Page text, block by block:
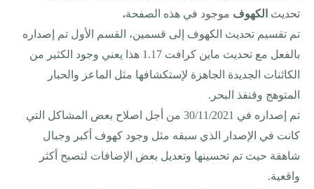
تحديث الكهوف موجود في هذه الصفحة.
تم تقسيم تحديث الكهوف إلى قسمين، القسم الأول تم إصداره
بالفعل مع تحديث ماين كرافت 1.17 هذا يعني وجود الكثير من
الكائنات الجديدة الجاهزة لإستكشافها مثل الماعز والحبار
المتوهج وقنفذ البحر .
تم إصداره في 30/11/2021 من أجل اصلاح بعض المشاكل التي
كانت في الإصدار الذي سبقه مثل وجود كهوف أكبر وجبال
شاهقة حيث تم تحسينها وتعديل بعض الإضافات لتصبح أكثر
واقعية.